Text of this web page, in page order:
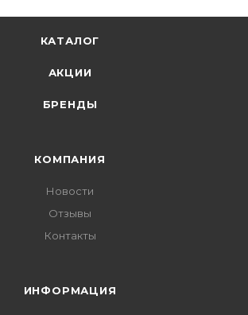
КАТАЛОГ
АКЦИИ
БРЕНДЫ
КОМПАНИЯ
Новости
Отзывы
Контакты
ИНФОРМАЦИЯ